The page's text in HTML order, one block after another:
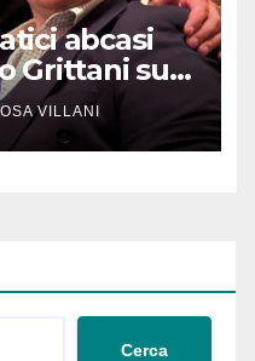
abcasi
Grittani su
Abcasia e
parte della
VILLANI
Cerca